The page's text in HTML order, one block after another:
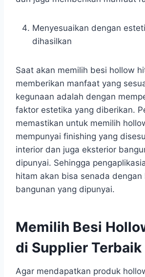
Menyesuaikan dengan
dihasilkan
Saat akan memilih besi hollow
memberikan manfaat yang
kegunaan adalah dengan
faktor estetika yang diberikan.
memastikan untuk memilih
mempunyai finishing yang
interior dan juga eksterior
dipunyai. Sehingga
hitam akan bisa senada dengan
bangunan yang dipunyai.
Memilih Besi
di Supplier Terbaik
Agar mendapatkan produk